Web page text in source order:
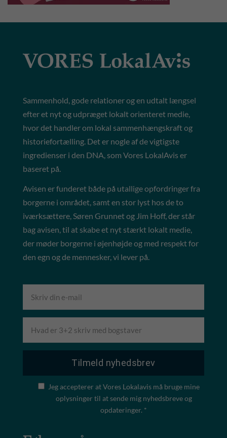
Sammenhold, gode relationer og en udtalt længsel
efter et nyt og udpræget lokalt orienteret medie,
hvor det handler om lokal sammenhængskraft og
historiefortælling. Det er nogle af de vigtigste
ingredienser i den DNA, som Vores LokalAvis er
baseret på.
Avisen er funderet både på utallige opfordringer fra
borgerne i området, samt en stor lyst hos de to
iværksættere, Søren Grunnet og Jim Hoff, der står
bag avisen, til at skabe et nyt stærkt lokalt medie,
der møder borgerne i øjenhøjde og med respekt for
den egn og de mennesker, vi lever på.
Jeg accepterer at Vores Lokalavis må bruge mine
oplysninger til at sende mig nyhedsbreve og
opdateringer. *